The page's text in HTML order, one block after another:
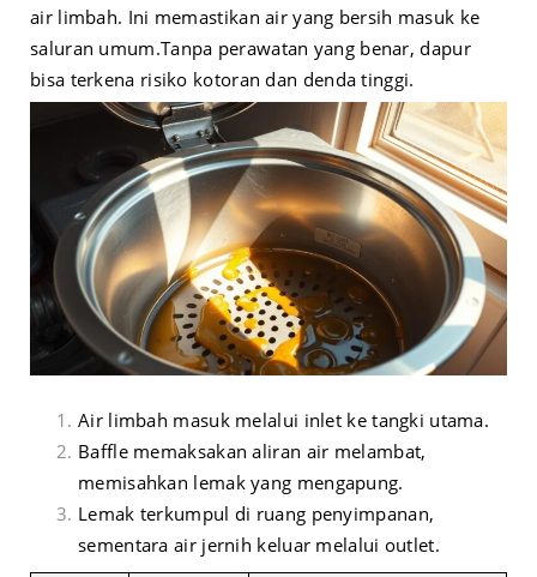
air limbah. Ini memastikan air yang bersih masuk ke
saluran umum.Tanpa perawatan yang benar, dapur
bisa terkena risiko kotoran dan denda tinggi.
Air limbah masuk melalui inlet ke tangki utama.
Baffle memaksakan aliran air melambat,
memisahkan lemak yang mengapung.
Lemak terkumpul di ruang penyimpanan,
sementara air jernih keluar melalui outlet.